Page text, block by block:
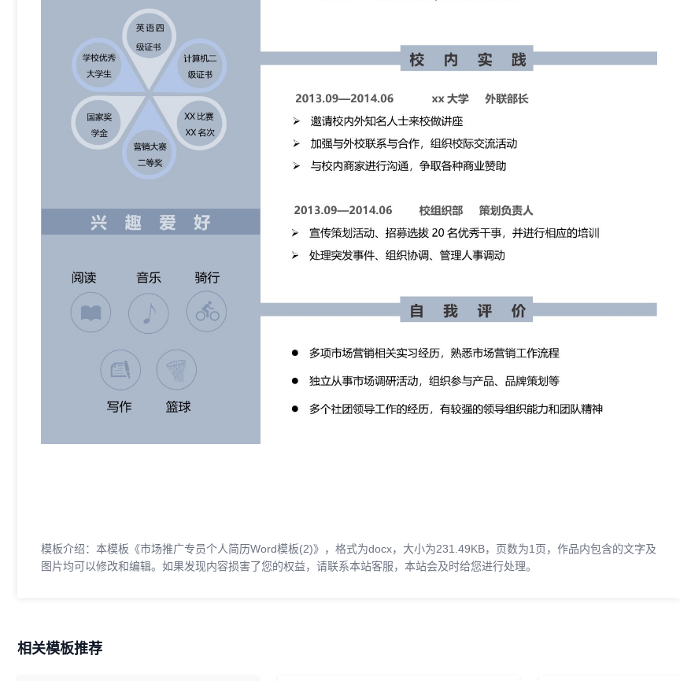
模板介绍：本模板《市场推广专员个人简历Word模板(2)》，格式为docx，大小为231.49KB，页数为1页，作品内包含的文字及
图片均可以修改和编辑。如果发现内容损害了您的权益，请联系本站客服，本站会及时给您进行处理。
相关模板推荐